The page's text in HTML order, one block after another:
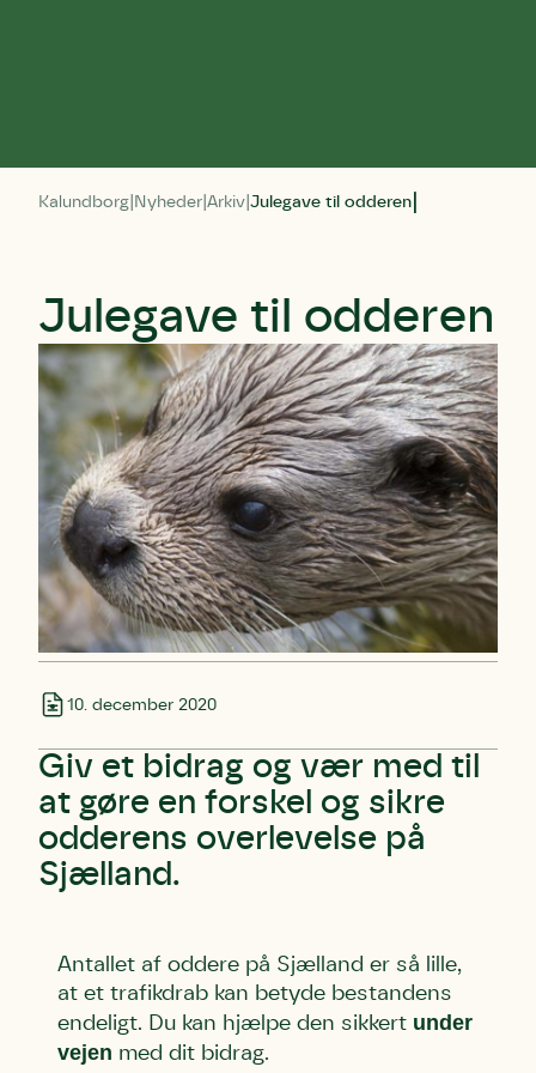
Kalundborg Nyheder Arkiv Julegave til odderen
Julegave til odderen
10. december 2020
Giv et bidrag og vær med til
at gøre en forskel og sikre
odderens overlevelse på
Sjælland.
Antallet af oddere på Sjælland er så lille,
at et trafikdrab kan betyde bestandens
endeligt. Du kan hjælpe den sikkert under
vejen med dit bidrag.
Skriv under (hjørring)
Fornavn
Sund Limfjord
Fornavn
Storken tilbage til Kolding
Fornavn